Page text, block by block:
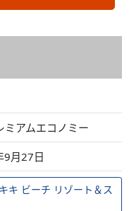
ミアムエコノミー
9月27日
キ ビーチ リゾート＆ス